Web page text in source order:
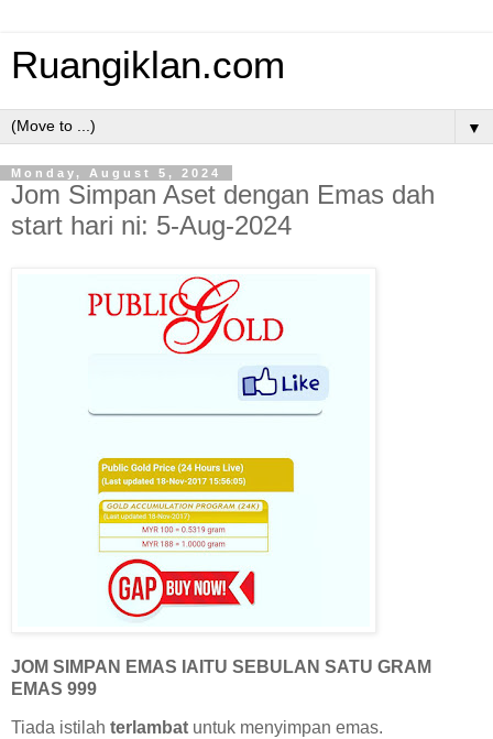
Ruangiklan.com
▼
Monday, August 5, 2024
Jom Simpan Aset dengan Emas dah
start hari ni: 5-Aug-2024
JOM SIMPAN EMAS IAITU SEBULAN SATU GRAM
EMAS 999
Tiada istilah terlambat untuk menyimpan emas.